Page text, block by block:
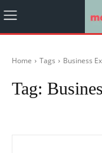
Home Tags Business
Tag: